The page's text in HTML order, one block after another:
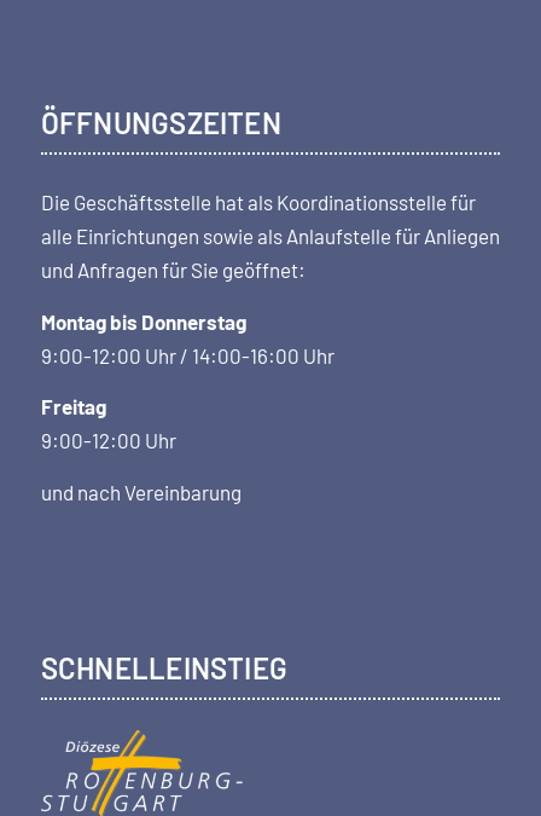
ÖFFNUNGSZEITEN
Die Geschäftsstelle hat als Koordi­nations­stelle für
alle Einrichtungen sowie als Anlaufstelle für Anliegen
und Anfragen für Sie geöffnet:
Montag bis Donnerstag
9:00-12:00 Uhr / 14:00-16:00 Uhr
Freitag
9:00-12:00 Uhr
und nach Vereinbarung
SCHNELLEINSTIEG